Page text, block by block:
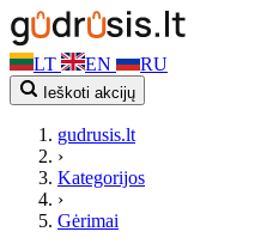
LT EN RU
Ieškoti akcijų
gudrusis.lt
›
Kategorijos
›
Gėrimai